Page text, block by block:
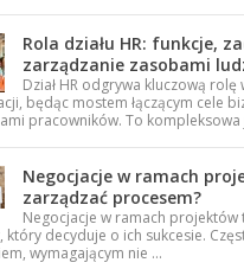
Rola działu HR: funkcje,
zarządzanie zasobami
Dział HR odgrywa kluczową rolę
będąc mostem łączącym cele
pracowników. To
Negocjacje w ramach
zarządzać procesem?
Negocjacje w ramach projektów
który decyduje o ich sukcesie.
wymagającym nie …